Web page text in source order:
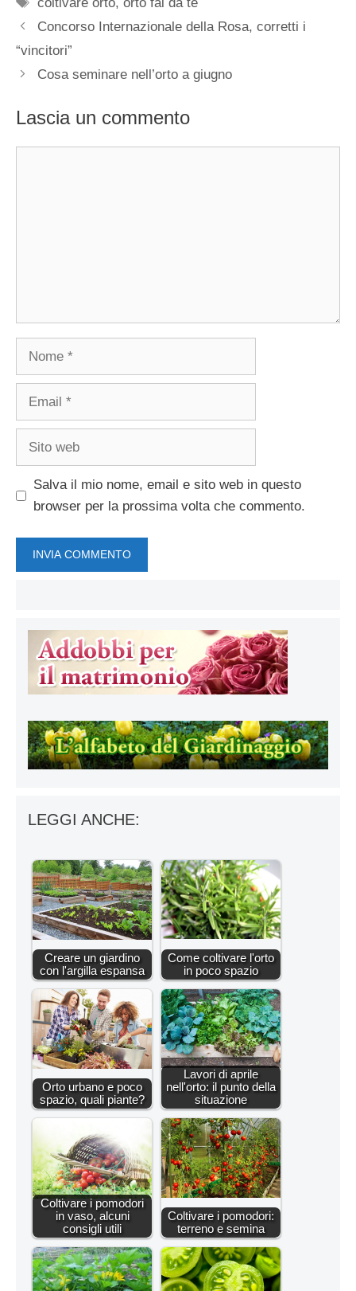
Concorso Internazionale della Rosa, corretti i
“vincitori”
Cosa seminare nell’orto a giugno
Lascia un commento
Nome
Email
Sito
Salva il mio nome, email e sito web in questo
browser per la prossima volta che commento.
LEGGI ANCHE:
Creare un giardino
con l'argilla espansa
Come coltivare l'orto
in poco spazio
Orto urbano e poco
spazio, quali piante?
Lavori di aprile
nell'orto: il punto della
situazione
Coltivare i pomodori
in vaso, alcuni
consigli utili
Coltivare i pomodori:
terreno e semina